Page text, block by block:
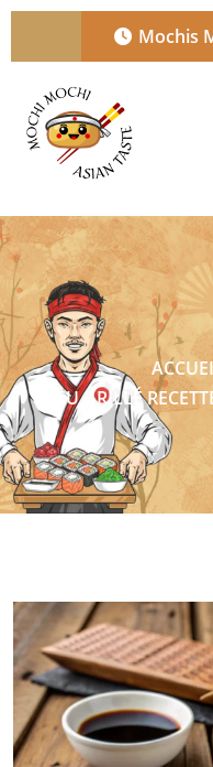
Mochis
TOFU GRILLÉ